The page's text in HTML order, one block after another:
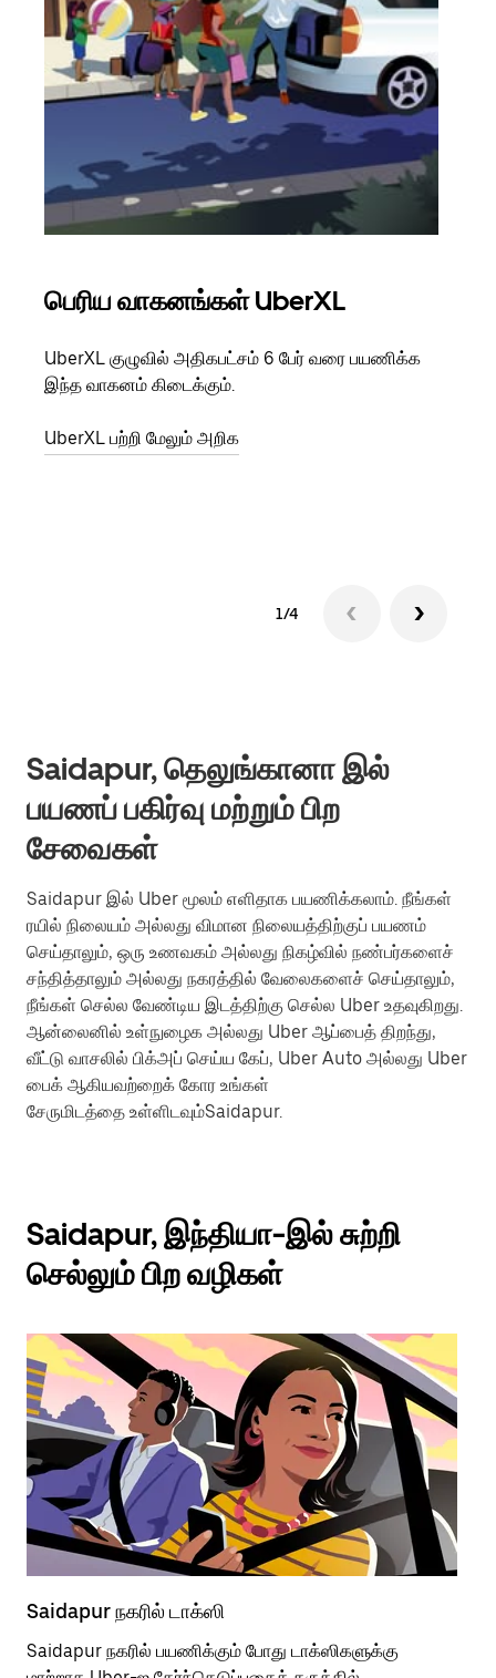
பெரிய வாகனங்கள் UberXL
UberXL குழுவில் அதிகபட்சம் 6 பேர் வரை பயணிக்க
இந்த வாகனம் கிடைக்கும்.
UberXL பற்றி மேலும் அறிக
1/4
Saidapur, தெலுங்கானா இல்
பயணப் பகிர்வு மற்றும் பிற
சேவைகள்
Saidapur இல் Uber மூலம் எளிதாக பயணிக்கலாம். நீங்கள்
ரயில் நிலையம் அல்லது விமான நிலையத்திற்குப் பயணம்
செய்தாலும், ஒரு உணவகம் அல்லது நிகழ்வில் நண்பர்களைச்
சந்தித்தாலும் அல்லது நகரத்தில் வேலைகளைச் செய்தாலும்,
நீங்கள் செல்ல வேண்டிய இடத்திற்கு செல்ல Uber உதவுகிறது.
ஆன்லைனில் உள்நுழைக அல்லது Uber ஆப்பைத் திறந்து,
வீட்டு வாசலில் பிக்அப் செய்ய கேப், Uber Auto அல்லது Uber
பைக் ஆகியவற்றைக் கோர உங்கள்
சேருமிடத்தை உள்ளிடவும்Saidapur.
Saidapur, இந்தியா-இல் சுற்றி
செல்லும் பிற வழிகள்
Saidapur நகரில் டாக்ஸி
Saidapur நகரில் பயணிக்கும் போது டாக்ஸிகளுக்கு